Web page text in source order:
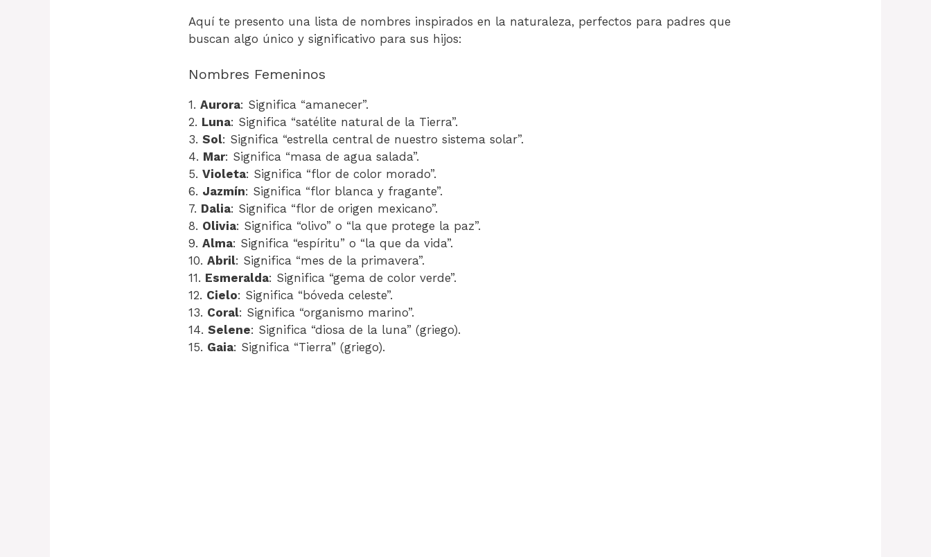
Aquí te presento una lista de nombres inspirados en la naturaleza, perfectos para padres que
buscan algo único y significativo para sus hijos:
Nombres Femeninos
1. Aurora: Significa “amanecer”.
2. Luna: Significa “satélite natural de la Tierra”.
3. Sol: Significa “estrella central de nuestro sistema solar”.
4. Mar: Significa “masa de agua salada”.
5. Violeta: Significa “flor de color morado”.
6. Jazmín: Significa “flor blanca y fragante”.
7. Dalia: Significa “flor de origen mexicano”.
8. Olivia: Significa “olivo” o “la que protege la paz”.
9. Alma: Significa “espíritu” o “la que da vida”.
10. Abril: Significa “mes de la primavera”.
11. Esmeralda: Significa “gema de color verde”.
12. Cielo: Significa “bóveda celeste”.
13. Coral: Significa “organismo marino”.
14. Selene: Significa “diosa de la luna” (griego).
15. Gaia: Significa “Tierra” (griego).